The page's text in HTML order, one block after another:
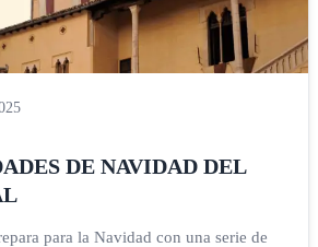
DE NAVIDAD DEL
para la Navidad con una serie de